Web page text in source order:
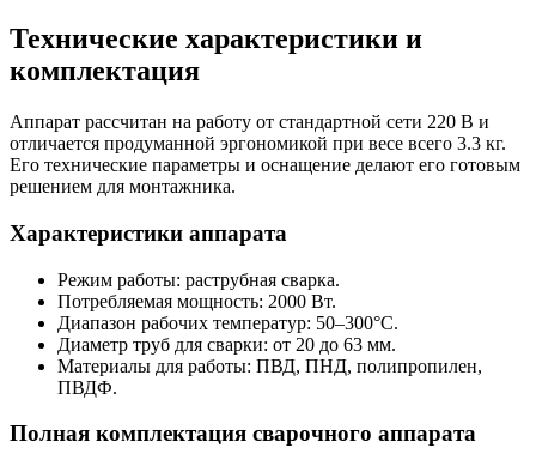
Технические характеристики и
комплектация
Аппарат рассчитан на работу от стандартной сети 220 В и
отличается продуманной эргономикой при весе всего 3.3 кг.
Его технические параметры и оснащение делают его готовым
решением для монтажника.
Характеристики аппарата
Режим работы: раструбная сварка.
Потребляемая мощность: 2000 Вт.
Диапазон рабочих температур: 50–300°C.
Диаметр труб для сварки: от 20 до 63 мм.
Материалы для работы: ПВД, ПНД, полипропилен,
ПВДФ.
Полная комплектация сварочного аппарата